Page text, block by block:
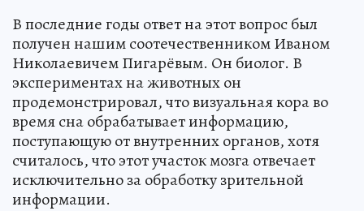
В последние годы ответ на этот вопрос был
получен нашим соотечественником Иваном
Николаевичем Пигарёвым. Он биолог. В
экспериментах на животных он
продемонстрировал, что визуальная кора во
время сна обрабатывает информацию,
поступающую от внутренних органов, хотя
считалось, что этот участок мозга отвечает
исключительно за обработку зрительной
информации.